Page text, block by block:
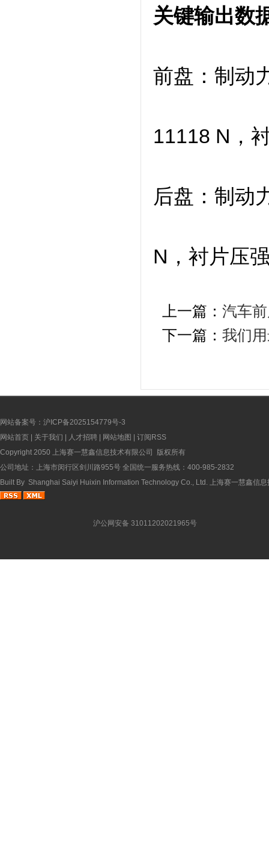
关键输出数
前盘：制动
11118 N，
后盘：制动
N，衬片压
上一篇： 汽车
下一篇： 我们
网站备案号：沪ICP备2025154779号-3
网站首页
关于我们 人才招聘 网站地图
订阅RSS
Copyright 2050 上海赛一慧鑫信息技术有限公司 版权所有
公司地址：上海市闵行区剑川路955号 全国统一服务热线：400-985-2832
Built By Shanghai Saiyi Huixin Information Technology Co., Ltd. 上海赛一慧鑫信
沪公网安备 31011202021965号